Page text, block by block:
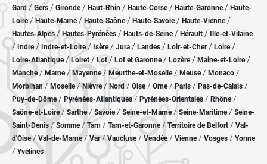
Gard/Gers / Gironde/ Haut-Rhin / Haute-Corse/ Haute-Garonne/ Haute-
Loire/Haute-Marne/ Haute-Saône/ Haute-Savoie/ Haute-Vienne/
Hautes-Alpes/ Hautes-Pyrénées / Hauts-de-Seine/ Hérault / Ille-et-Vilaine
/ Indre/ Indre-et-Loire/ Isère/ Jura / Landes / Loir-et-Cher/ Loire/
Loire-Atlantique/ Loiret / Lot/ Lot et Garonne/ Lozère / Maine-et-Loire/
Manche/ Marne/ Mayenne/ Meurthe-et-Moselle/ Meuse/ Monaco /
Morbihan/ Moselle/ Nièvre / Nord/ Oise / Orne/Paris / Pas-de-Calais /
Puy-de-Dôme/ Pyrénées-Atlantiques / Pyrénées-Orientales / Rhône/
Saône-et-Loire/ Sarthe/ Savoie/ Seine-et-Marne/ Seine-Maritime/ Seine-
Saint-Denis /Somme/ Tarn / Tarn-et-Garonne/Territoire de Belfort / Val-
d'Oise/ Val-de-Marne/Var/Vaucluse/ Vendée/ Vienne/ Vosges / Yonne
/ Yvelines